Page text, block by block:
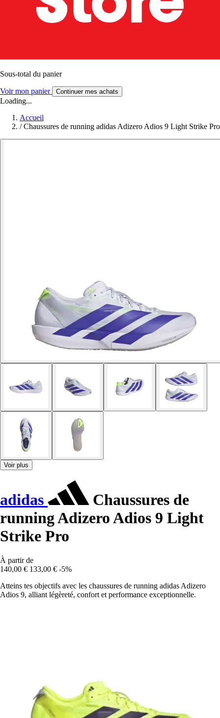
Sous-total du panier
Voir mon panier Continuer mes achats
Loading...
Accueil
/ Chaussures de running adidas Adizero Adios 9 Light Strike Pro
Voir plus
adidas
Chaussures de
running Adizero Adios 9 Light
Strike Pro
À partir de
140,00 € 133,00 € -5%
Atteins tes objectifs avec les chaussures de running adidas Adizero
Adios 9, alliant légèreté, confort et performance exceptionnelle.